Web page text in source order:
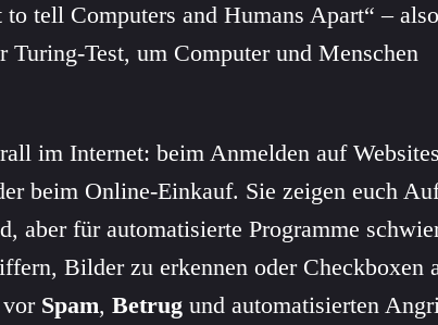
to tell Computers and Humans Apart“ –
Turing-Test, um Computer und Menschen
im Internet: beim Anmelden auf
beim Online-Einkauf. Sie zeigen euch
aber für automatisierte Programme
Bilder zu erkennen oder Checkboxen
vor Spam, Betrug und automatisierten